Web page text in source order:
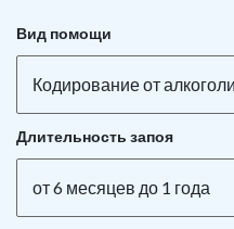
Вид помощи
Кодирование от
Длительность запоя
от 6 месяцев до 1 года